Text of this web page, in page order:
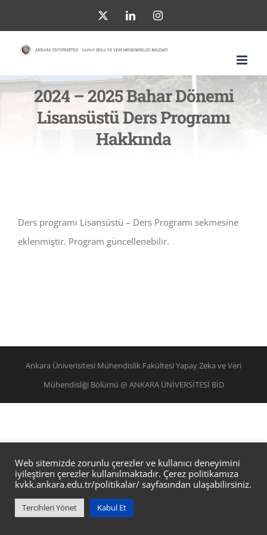
to
content
LinkedInInstagram
2024 – 2025 Bahar Dönemi
Lisansüstü Ders Programı
Hakkında
Ders programı Lisansüstü – Ders Programı sekmesine
eklenmiştir. Program güncellenebilir.
Ankara Üniverisitesi Mühendislik Fakültesi Yapay Zeka ve Veri
Mühendisliği Bölümü @ ANKARA ÜNİVERSİTESİ BİD
Web sitemizde zorunlu çerezler ve kullanıcı deneyimini
iyileştiren çerezler kullanılmaktadır. Çerez politikamıza
kvkk.ankara.edu.tr/politikalar/ sayfasından ulaşabilirsiniz.
Tercihleri Yönet Kabul Et